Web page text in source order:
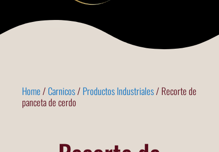
Home/ Carnicos/ Productos Industriales/ Recorte de
panceta de cerdo